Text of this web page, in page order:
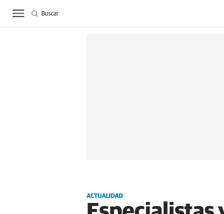
ACTUALIDAD
Buscar
ACTUALIDAD